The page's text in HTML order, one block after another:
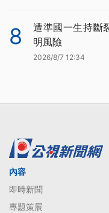
8
遭準國一生持斷
明風險
2026/8/7 12:34
內容
即時新聞
專題策展